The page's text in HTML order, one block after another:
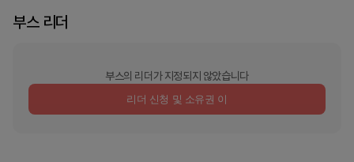
부스 리더
부스의 리더가 지정되지 않았습니다
리더 신청 및 소유권 이